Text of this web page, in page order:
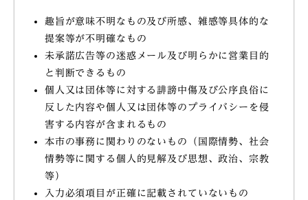
趣旨が意味不明なもの及び所感、雑感等具体的な
提案等が不明確なもの
未承諾広告等の迷惑メール及び明らかに営業目的
と判断できるもの
個人又は団体等に対する誹謗中傷及び公序良俗に
反した内容や個人又は団体等のプライバシーを侵
害する内容が含まれるもの
本市の事務に関わりのないもの（国際情勢、社会
情勢等に関する個人的見解及び思想、政治、宗教
等）
入力必須項目が正確に記載されていないもの